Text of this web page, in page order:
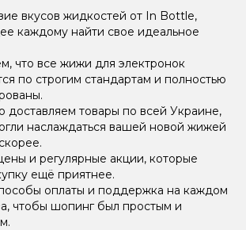
вкусов жидкостей от In Bottle,
каждому найти свое идеальное
что все жижи для электронок
по строгим стандартам и полностью
доставляем товары по всей Украине,
наслаждаться вашей новой жижей
и регулярные акции, которые
ещё приятнее.
оплаты и поддержка на каждом
чтобы шопинг был простым и